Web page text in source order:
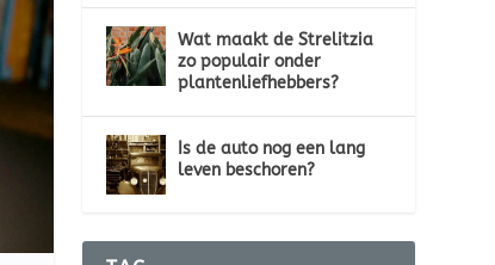
Wat maakt de Strelitzia
zo populair onder
plantenliefhebbers?
Is de auto nog een lang
leven beschoren?